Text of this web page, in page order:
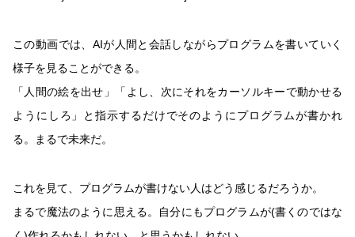
この動画では、AIが人間と会話しながらプログラムを書いていく
様子を見ることができる。
「人間の絵を出せ」「よし、次にそれをカーソルキーで動かせる
ようにしろ」と指示するだけでそのようにプログラムが書かれ
る。まるで未来だ。
これを見て、プログラムが書けない人はどう感じるだろうか。
まるで魔法のように思える。自分にもプログラムが(書くのではな